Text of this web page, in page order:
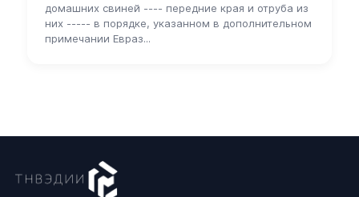
домашних свиней ---- передние края и отруба из
них ----- в порядке, указанном в дополнительном
примечании Евраз...